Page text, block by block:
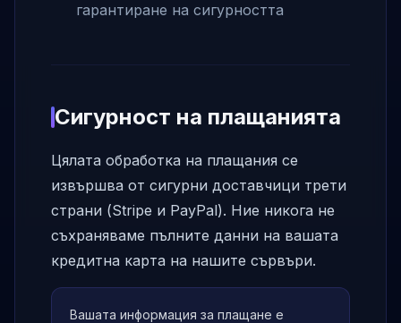
гарантиране на сигурността
Сигурност на плащанията
Цялата обработка на плащания се
извършва от сигурни доставчици трети
страни (Stripe и PayPal). Ние никога не
съхраняваме пълните данни на вашата
кредитна карта на нашите сървъри.
Вашата информация за плащане е